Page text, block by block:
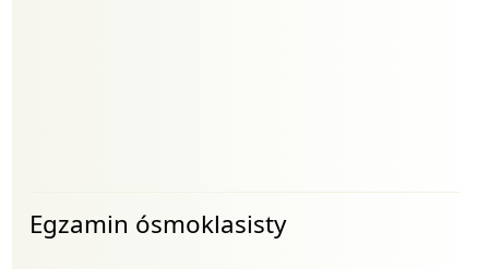
Egzamin ósmoklasisty